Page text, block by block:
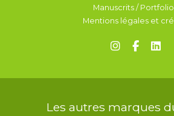
Manuscrits /
Mentions légales et
Les autres marques